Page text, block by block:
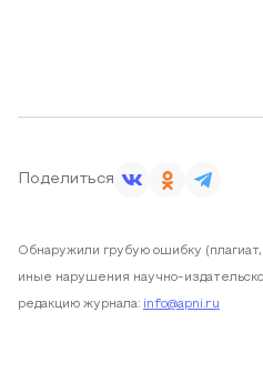
Поделиться
Обнаружили грубую ошибку
иные нарушения научно-
редакцию журнала: info@apni.ru